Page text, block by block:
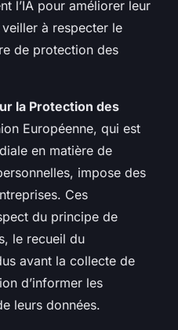
l’IA pour améliorer leur
à respecter le
de protection des
la Protection des
Européenne, qui est
en matière de
impose des
Ces
du principe de
le recueil du
avant la collecte de
d’informer les
leurs données.